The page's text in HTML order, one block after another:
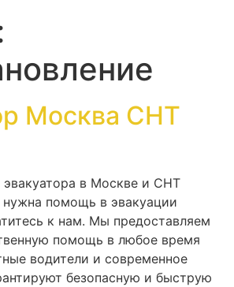
Москва СНТ
в Москве и СНТ
помощь в эвакуации
к нам. Мы предоставляем
помощь в любое время
водители и современное
безопасную и быструю